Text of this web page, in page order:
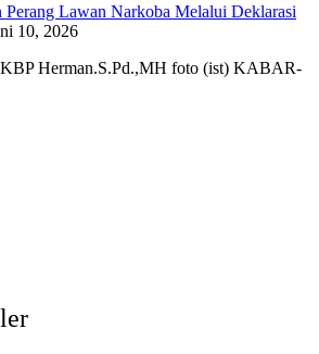
Lawan Narkoba Melalui Deklarasi
10, 2026
Herman.S.Pd.,MH foto (ist) KABAR-